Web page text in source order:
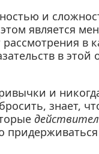
и
является
в
в этой
и
знает,